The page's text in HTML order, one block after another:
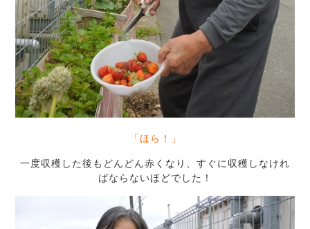
「ほら！」
一度収穫した後もどんどん赤くなり、すぐに収穫しなけれ
ばならないほどでした！